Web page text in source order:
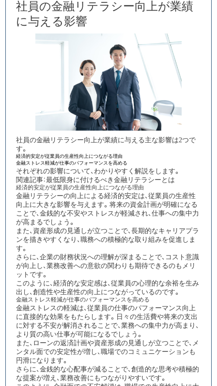
社員の金融リテラシー向上が業績
に与える影響
社員の金融リテラシー向上が業績に与える主な影響は2つで
す。
経済的安定が従業員の生産性向上につながる理由
金融ストレス軽減が仕事のパフォーマンスを高める
それぞれの影響について、わかりやすく解説をします。
関連記事：最低限身に付けるべき金融リテラシーとは
経済的安定が従業員の生産性向上につながる理由
金融リテラシーの向上による経済的安定は、従業員の生産性
向上に大きな影響を与えます。将来の資金計画が明確になる
ことで、金銭的な不安やストレスが軽減され、仕事への集中力
が高まるでしょう。
また、資産形成の見通しが立つことで、長期的なキャリアプラ
ンを描きやすくなり、職務への積極的な取り組みを促進しま
す。
さらに、企業の財務状況への理解が深まることで、コスト意識
が向上し、業務改善への意欲の関わりも期待できるのもメリ
ットです。
このように、経済的な安定感は、従業員の心理的な余裕を生み
出し、創造性や生産性の向上につながっているのです。​​​​​​​​​​​​​​​​
金融ストレス軽減が仕事のパフォーマンスを高める
金融ストレスの軽減は、従業員の仕事のパフォーマンス向上
に直接的な効果をもたらします。日々の生活費や将来の支出
に対する不安が解消されることで、業務への集中力が高まり、
より質の高い仕事が可能になるでしょう。
また、ローンの返済計画や資産形成の見通しが立つことで、メ
ンタル面での安定性が増し、職場でのコミュニケーションも
円滑になります。
さらに、金銭的な心配事が減ることで、創造的な思考や積極的
な提案が増え、業務改善にもつながりやすいです。